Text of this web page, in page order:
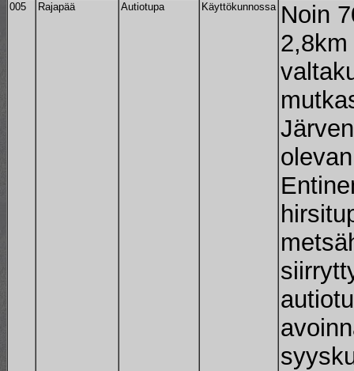
005 Rajapää Autiotupa Käyttökunnossa Noin
2,8km